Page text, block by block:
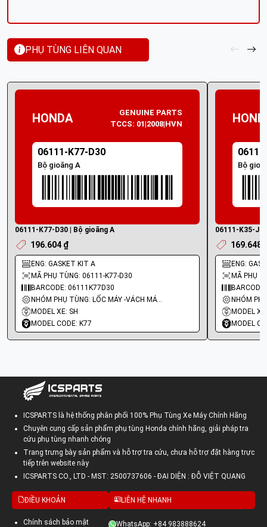
PHỤ TÙNG LIÊN QUAN
HONDA
GENUINE PARTS
TCCS: 01|2008|HVN
06111-K77-D30
Bộ gioăng A
06111-K77-D30 | Bộ gioăng A
196.604 ₫
ENG: GASKET KIT A
MÃ PHỤ TÙNG: 06111-K77-D30
BARCODE: 06111K77D30
NHÓM PHỤ TÙNG: LỐC MÁY -VÁCH MÁY - GIOĂNG MÁY
MODEL XE: SH
MODEL CODE: K77
Bộ
06111-K35-
169.648
ENG:
MÃ PHỤ
MODEL
MODEL
ICSPARTS là hệ thống phân phối 100% Phụ Tùng Xe Máy Chính Hãng
Chuyên cung cấp sản phẩm phụ tùng Honda chính hãng, giải pháp tra
cứu phụ tùng nhanh chóng
Trang trưng bày sản phẩm và hỗ trợ tra cứu, chưa hỗ trợ đặt hàng trực
tiếp trên website này
ICSPARTS CO., LTD - MST: 2500737606 - ĐẠI DIỆN : ĐỖ VIỆT QUANG
ĐIỀU KHOẢN
Chính sách bảo mật
LIÊN HỆ NHANH
WhatsApp: +84 983888624